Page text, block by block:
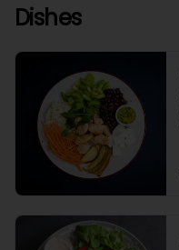
Dishes